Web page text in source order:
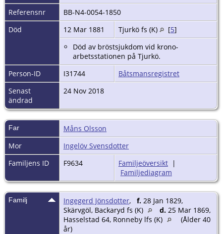
Referensnr
BB-N4-0054-1850
Död
12 Mar 1881 Tjurkö fs (K) [5]
Död av bröstsjukdom vid krono-
arbetsstationen på Tjurkö.
Person-ID
I31744
Båtsmansregistret
Senast
ändrad
24 Nov 2018
Far
Måns Olsson
Mor
Ingelöv Svensdotter
Familjens ID
F9634 Familjeöversikt |
Familjediagram
Familj Ingegerd Jönsdotter, f. 28 Jan 1829,
Skärvgöl, Backaryd fs (K)
d. 25 Mar 1869,
Hasselstad 64, Ronneby lfs (K)
(Ålder 40
år)